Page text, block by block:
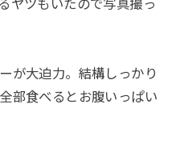
ヤツもいたので写真撮っ
が大迫力。結構しっかり
部食べるとお腹いっぱい